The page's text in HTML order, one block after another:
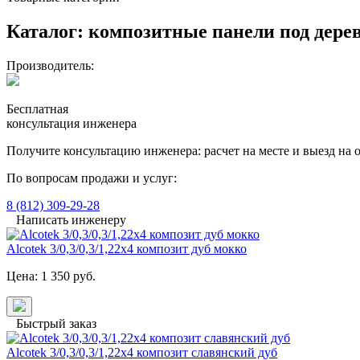
Каталог: композитные панели под
Производитель:
Бесплатная
консультация инженера
Получите консультацию инженера: расчет на месте и выезд на
По вопросам продажи и услуг:
8 (812) 309-29-28
Написать инженеру
Alcotek 3/0,3/0,3/1,22x4 композит дуб мокко
Цена: 1 350 руб.
Быстрый заказ
Alcotek 3/0,3/0,3/1,22x4 композит славянский дуб